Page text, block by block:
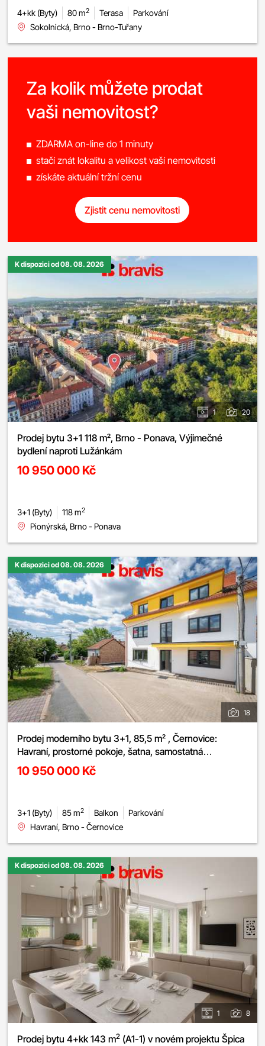
4+kk (Byty) 80 m2 Terasa
Parkování
Sokolnická, Brno - Brno-Tuřany
Za kolik můžete prodat
vaši nemovitost?
ZDARMA on-line do 1 minuty
stačí znát lokalitu a velikost vaší nemovitosti
získáte aktuální tržní cenu
Zjistit cenu nemovitosti
K dispozici od 08. 08. 2026
1 20
Prodej bytu 3+1 118 m², Brno - Ponava, Výjimečné
bydlení naproti Lužánkám
10 950 000 Kč
3+1 (Byty) 118 m2
Pionýrská, Brno - Ponava
K dispozici od 08. 08. 2026
18
Prodej moderního bytu 3+1, 85,5 m² , Černovice:
Havraní, prostorné pokoje, šatna, samostatná
kuchyně,možnost parkování
10 950 000 Kč
3+1 (Byty) 85 m2 Balkon
Parkování
Havraní, Brno - Černovice
K dispozici od 08. 08. 2026
1 8
Prodej bytu 4+kk 143 m2 (A1-1) v novém projektu Špica